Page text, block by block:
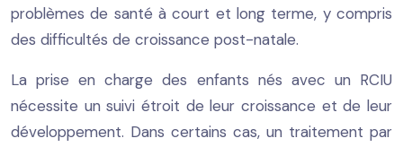
problèmes de santé à court et long terme, y compris
des difficultés de croissance post-natale.
La prise en charge des enfants nés avec un RCIU
nécessite un suivi étroit de leur croissance et de leur
développement. Dans certains cas, un traitement par